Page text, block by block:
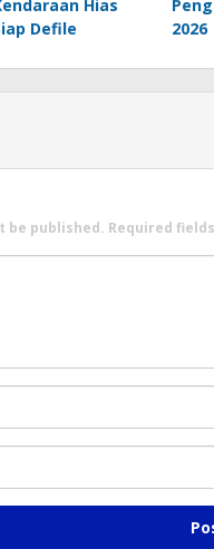
Hias
Defile
2026
be published. Required